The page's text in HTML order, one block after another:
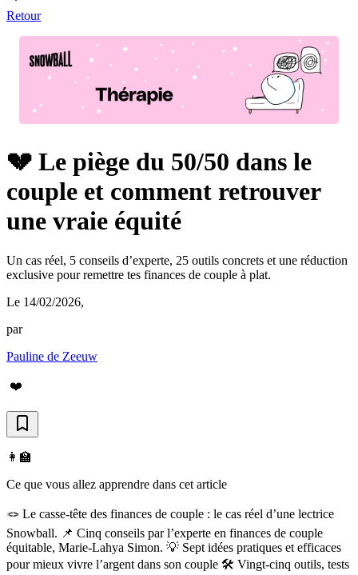
Retour
💔 Le piège du 50/50 dans le
couple et comment retrouver
une vraie équité
Un cas réel, 5 conseils d’experte, 25 outils concrets et une réduction
exclusive pour remettre tes finances de couple à plat.
Le 14/02/2026,
par
Pauline de Zeeuw
❤️
👩‍🏫
Ce que vous allez apprendre dans cet article
🪢 Le casse-tête des finances de couple : le cas réel d’une lectrice
Snowball. 📌 Cinq conseils par l’experte en finances de couple
équitable, Marie-Lahya Simon. 💡 Sept idées pratiques et efficaces
pour mieux vivre l’argent dans son couple 🛠 Vingt-cinq outils, tests